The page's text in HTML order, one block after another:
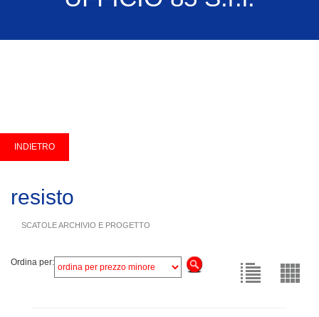
resisto
SCATOLE ARCHIVIO E PROGETTO
Ordina per: